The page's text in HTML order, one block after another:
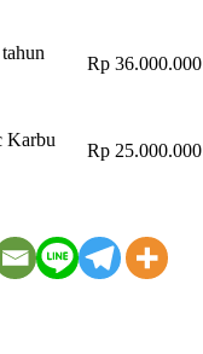
Rp 36.000.000
Karbu
Rp 25.000.000